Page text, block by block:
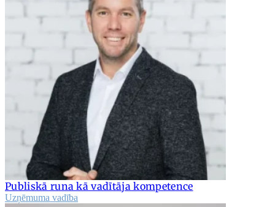
Publiskā runa kā vadītāja kompetence
Uzņēmuma vadība